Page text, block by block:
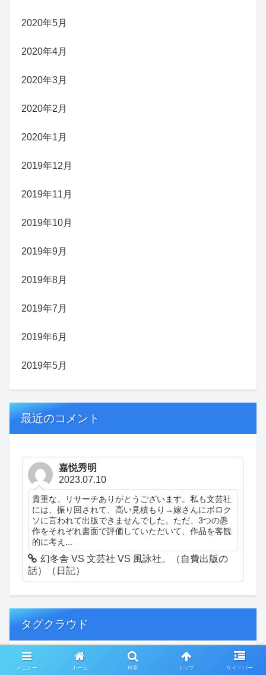
2020年5月
2020年4月
2020年3月
2020年2月
2020年1月
2019年12月
2019年11月
2019年10月
2019年9月
2019年8月
2019年7月
2019年6月
2019年5月
最近のコメント
嘉悦秀明
2023.07.10
貴重な、リサーチありがとうございます。私も文芸社
には、振り回されて、高い見積もり→嫁さんにボロク
ソに言われて出版できませんでした。ただ、3つの愚
作をそれぞれ書面で評価していただいて、作品を客観
的に考え...
幻冬舎 VS 文芸社 VS 風詠社。（自費出版の
話）（日記）
タグクラウド
創作 精神病患者の日常
メニュー ホーム 検索 トップ サイドバー